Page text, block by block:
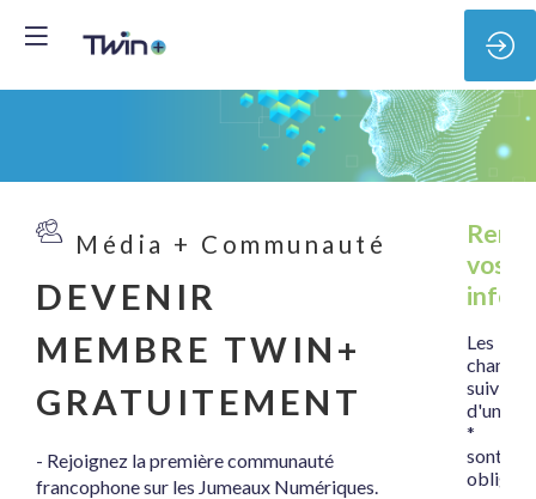
Média + Communauté
DEVENIR
MEMBRE TWIN+
GRATUITEMENT
- Rejoignez la première communauté
francophone sur les Jumeaux Numériques.
vos
Les
champs
suivis
d'un
*
sont